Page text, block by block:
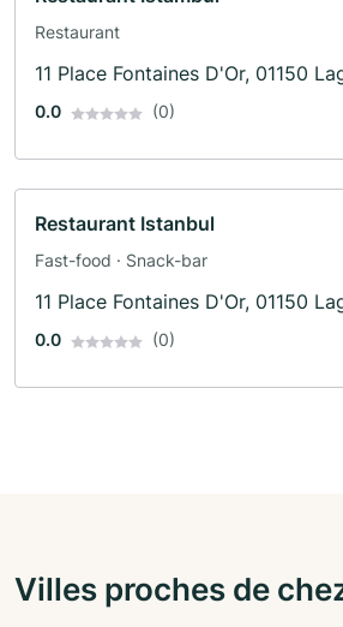
Restaurant
11 Place Fontaines D'Or, 01150
0.0 (0)
Restaurant Istanbul
Fast-food · Snack-bar
11 Place Fontaines D'Or, 01150
0.0 (0)
Villes proches de